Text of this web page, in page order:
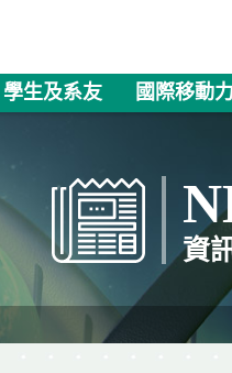
學生及系友 國際移動力
資